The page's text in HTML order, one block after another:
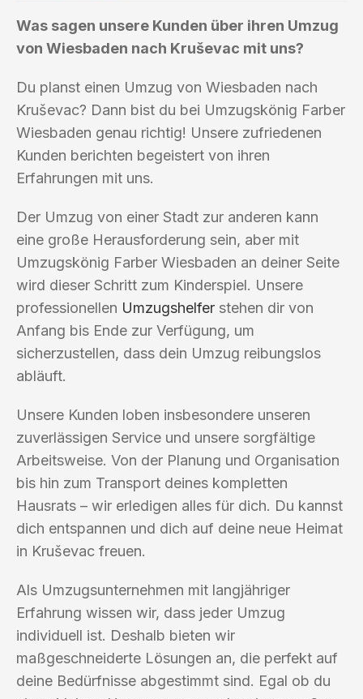
Was sagen unsere Kunden über ihren Umzug
von Wiesbaden nach Kruševac mit uns?
Du planst einen Umzug von Wiesbaden nach
Kruševac? Dann bist du bei Umzugskönig Farber
Wiesbaden genau richtig! Unsere zufriedenen
Kunden berichten begeistert von ihren
Erfahrungen mit uns.
Der Umzug von einer Stadt zur anderen kann
eine große Herausforderung sein, aber mit
Umzugskönig Farber Wiesbaden an deiner Seite
wird dieser Schritt zum Kinderspiel. Unsere
professionellen Umzugshelfer stehen dir von
Anfang bis Ende zur Verfügung, um
sicherzustellen, dass dein Umzug reibungslos
abläuft.
Unsere Kunden loben insbesondere unseren
zuverlässigen Service und unsere sorgfältige
Arbeitsweise. Von der Planung und Organisation
bis hin zum Transport deines kompletten
Hausrats – wir erledigen alles für dich. Du kannst
dich entspannen und dich auf deine neue Heimat
in Kruševac freuen.
Als Umzugsunternehmen mit langjähriger
Erfahrung wissen wir, dass jeder Umzug
individuell ist. Deshalb bieten wir
maßgeschneiderte Lösungen an, die perfekt auf
deine Bedürfnisse abgestimmt sind. Egal ob du